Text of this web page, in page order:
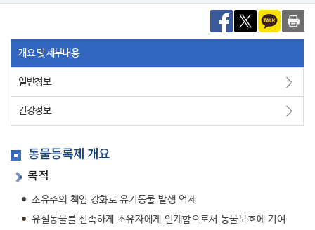
남구소개
개요 및 세부내용
일반정보
건강정보
동물등록제 개요
목적
소유주의 책임 강화로 유기동물 발생 억제
유실동물를 신속하게 소유자에게 인계함으로서 동물보호에 기여